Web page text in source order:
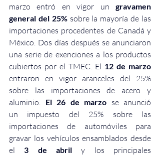
marzo entró en vigor un gravamen
general del 25% sobre la mayoría de las
importaciones procedentes de Canadá y
México. Dos días después se anunciaron
una serie de exenciones a los productos
cubiertos por el TMEC. El 12 de marzo
entraron en vigor aranceles del 25%
sobre las importaciones de acero y
aluminio.
El 26 de marzo se anunció
un impuesto del 25% sobre las
importaciones de automóviles para
gravar los vehículos ensamblados desde
el 3 de abril y los principales